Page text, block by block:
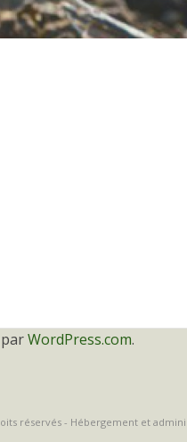
WordPress.com.